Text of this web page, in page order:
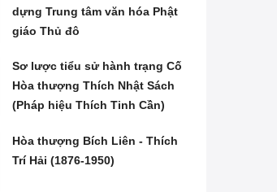
dựng Trung tâm văn hóa Phật
giáo Thủ đô
Sơ lược tiểu sử hành trạng Cố
Hòa thượng Thích Nhật Sách
(Pháp hiệu Thích Tinh Cần)
Hòa thượng Bích Liên - Thích
Trí Hải (1876-1950)